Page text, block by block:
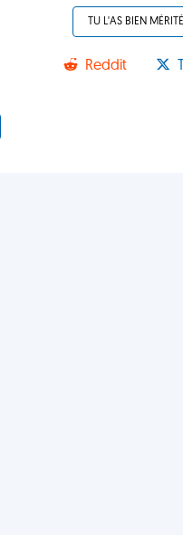
TU L'AS BIEN MÉRITÉ
Reddit